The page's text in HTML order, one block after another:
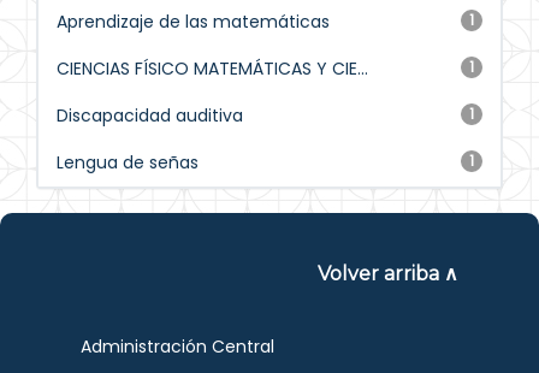
1
Aprendizaje de las matemáticas
1
CIENCIAS FÍSICO MATEMÁTICAS Y CIE...
1
Discapacidad auditiva
1
Lengua de señas
Volver arriba ∧
Administración Central